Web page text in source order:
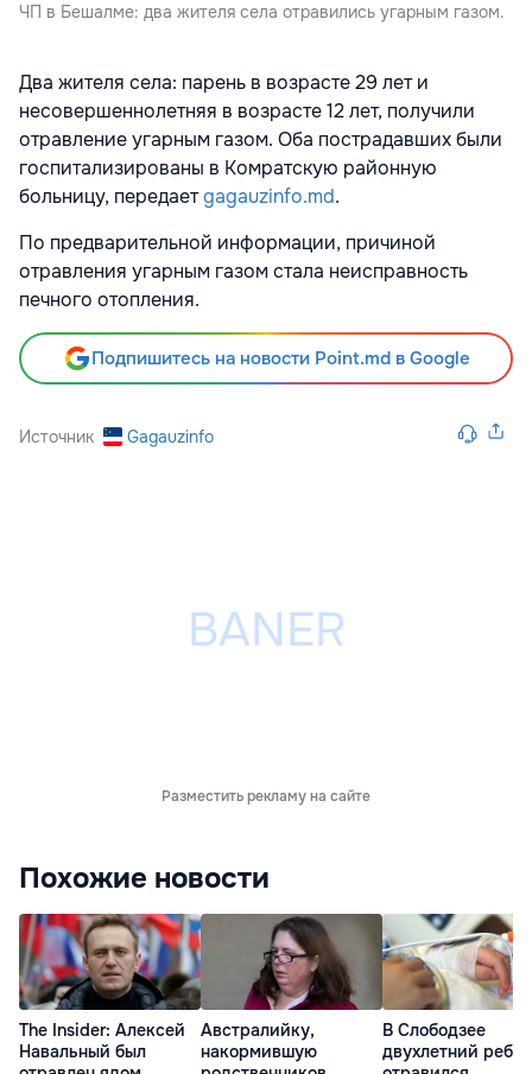
ЧП в Бешалме: два жителя села отравились угарным газом.
Два жителя села: парень в возрасте 29 лет и
несовершеннолетняя в возрасте 12 лет, получили
отравление угарным газом. Оба пострадавших были
госпитализированы в Комратскую районную
больницу, передаетgagauzinfo.md.
По предварительной информации, причиной
отравления угарным газом стала неисправность
печного отопления.
Подпишитесь на новости Point.md в Google
Источник Gagauzinfo
Разместить рекламу на сайте
Похожие новости
The Insider: Алексей
Навальный был
Австралийку,
накормившую
В Слободзее
двухлетний